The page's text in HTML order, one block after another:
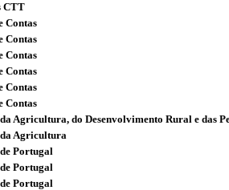
CTT
Contas
Contas
Contas
Contas
Contas
Contas
Agricultura, do Desenvolvimento Rural e das
Agricultura
Portugal
Portugal
Portugal